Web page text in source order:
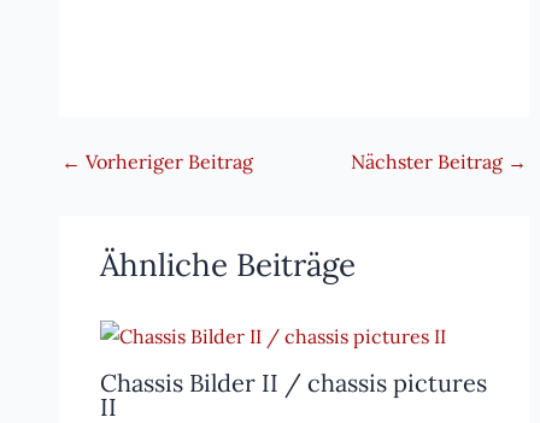
← Vorheriger Beitrag Nächster Beitrag →
Ähnliche Beiträge
Chassis Bilder II / chassis pictures
II